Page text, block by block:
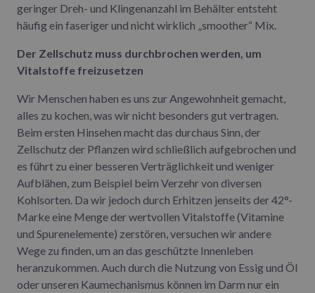
geringer Dreh- und Klingenanzahl im Behälter entsteht
häufig ein faseriger und nicht wirklich „smoother“ Mix.
Der Zellschutz muss durchbrochen werden, um
Vitalstoffe freizusetzen
Wir Menschen haben es uns zur Angewohnheit gemacht,
alles zu kochen, was wir nicht besonders gut vertragen.
Beim ersten Hinsehen macht das durchaus Sinn, der
Zellschutz der Pflanzen wird schließlich aufgebrochen und
es führt zu einer besseren Verträglichkeit und weniger
Aufblähen, zum Beispiel beim Verzehr von diversen
Kohlsorten. Da wir jedoch durch Erhitzen jenseits der 42°-
Marke eine Menge der wertvollen Vitalstoffe (Vitamine
und Spurenelemente) zerstören, versuchen wir andere
Wege zu finden, um an das geschützte Innenleben
heranzukommen. Auch durch die Nutzung von Essig und Öl
oder unseren Kaumechanismus können im Darm nur ein